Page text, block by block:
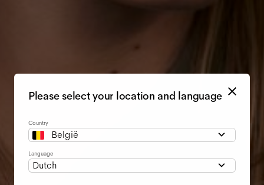
Please select your location and language
Country
België
Language
Dutch